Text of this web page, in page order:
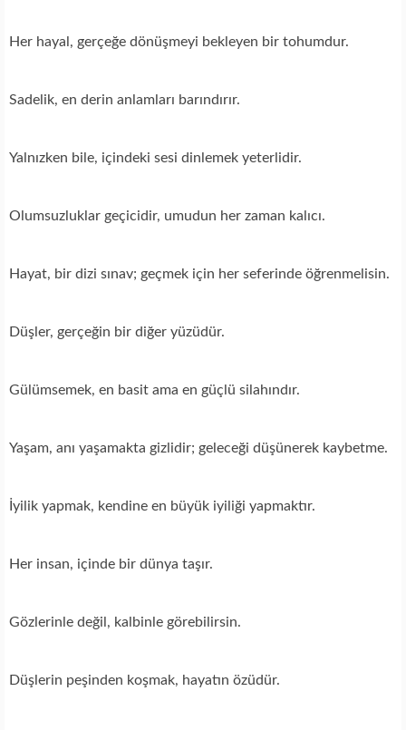
Her hayal, gerçeğe dönüşmeyi bekleyen bir tohumdur.
Sadelik, en derin anlamları barındırır.
Yalnızken bile, içindeki sesi dinlemek yeterlidir.
Olumsuzluklar geçicidir, umudun her zaman kalıcı.
Hayat, bir dizi sınav; geçmek için her seferinde öğrenmelisin.
Düşler, gerçeğin bir diğer yüzüdür.
Gülümsemek, en basit ama en güçlü silahındır.
Yaşam, anı yaşamakta gizlidir; geleceği düşünerek kaybetme.
İyilik yapmak, kendine en büyük iyiliği yapmaktır.
Her insan, içinde bir dünya taşır.
Gözlerinle değil, kalbinle görebilirsin.
Düşlerin peşinden koşmak, hayatın özüdür.